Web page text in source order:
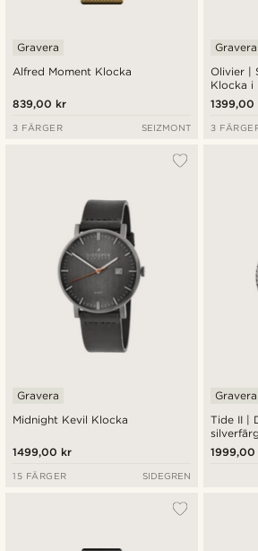
Alfred Moment Klocka
Gravera
839,00 kr
3 FÄRGER SEIZMONT
Olivier |
Klocka i
Gravera
1399,00
3
Midnight Kevil Klocka
Gravera
1499,00 kr
15 FÄRGER SIDEGREN
Tide II |
Gravera
1999,00